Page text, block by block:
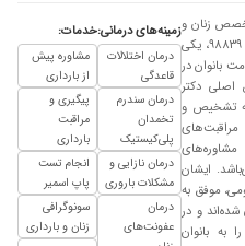
۱۴۰۰/۰۱/۱۸
۱۴۰۰/۱۰/۲۵
برخورد نتیجه مطلوبی ۱۳۹۷/۰۹/۰۵
۱۴۰۰/۰۷/۲۱
۱۴۰۰/۰۵/۲۱
۱۴۰۰/۰۶/۲۸
زنان و
زایمان با شماره نظام پزشکی ۹۸۸۳۹، یکی
بانوان در
دکتر
تشخیص و
مشاوره‌های
ایشان
موفق به
و در
بانوان
زمینه‌های درمانی:
درمان اختلالات
قاعدگی
درمان سندرم
تخمدان
پلی‌کیستیک
درمان نازایی و
مشکلات باروری
درمان
عفونت‌های
خدمات:
مشاوره پیش
از بارداری
پیگیری و
مراقبت
بارداری
انجام تست
پاپ اسمیر
سونوگرافی
زنان و بارداری